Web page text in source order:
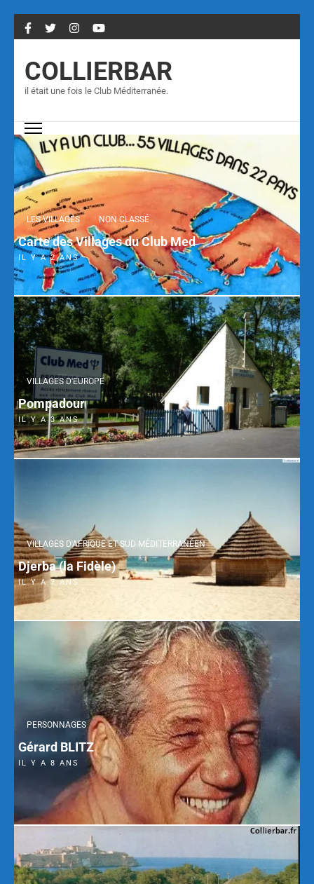
COLLIERBAR
il était une fois le Club Méditerranée.
LES VILLAGES NON CLASSÉ
Carte des Villages du Club Med
IL Y A 2 ANS
VILLAGES D'EUROPE
Pompadour
IL Y A 3 ANS
VILLAGES D'AFRIQUE ET SUD MÉDITERRANÉEN
Djerba (la Fidèle)
IL Y A 7 ANS
PERSONNAGES
Gérard BLITZ
IL Y A 8 ANS